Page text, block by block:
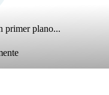
primer plano...